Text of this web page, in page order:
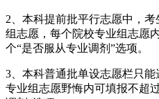
2、本科提前批平行志愿中，
组志愿，每个院校专业组志愿
个“是否服从专业调剂”选项。
3、本科普通批单设志愿栏只
专业组志愿野悔内可填报不超